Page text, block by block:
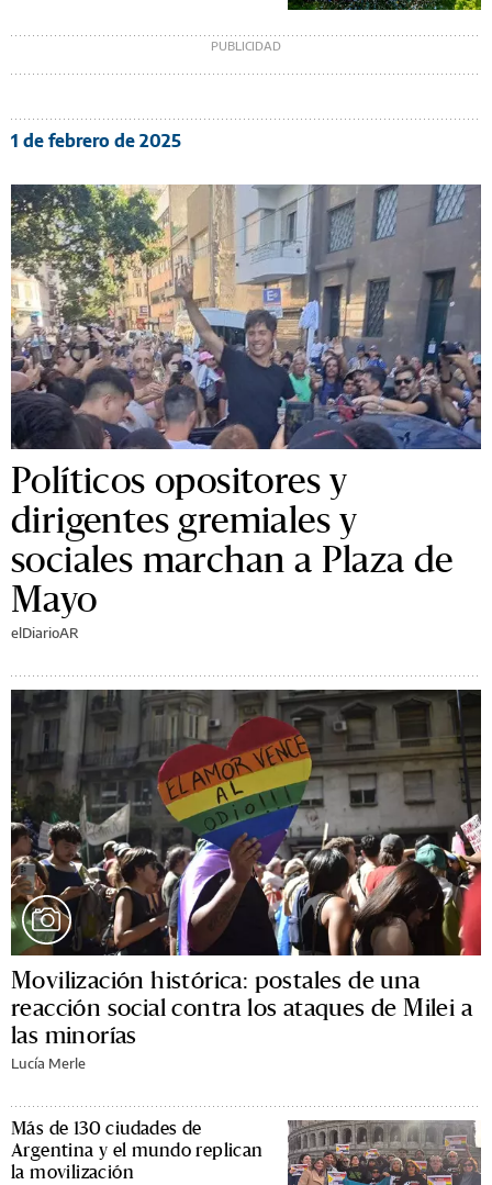
1 de febrero de 2025
Políticos opositores y
dirigentes gremiales y
sociales marchan a Plaza de
Mayo
elDiarioAR
Movilización histórica: postales de una
reacción social contra los ataques de Milei a
las minorías
Lucía Merle
Más de 130 ciudades de
Argentina y el mundo replican
la movilización